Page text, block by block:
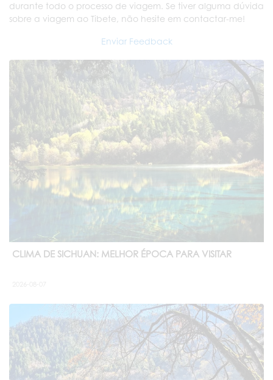
durante todo o processo de viagem. Se tiver alguma dúvida
sobre a viagem ao Tibete, não hesite em contactar-me!
Enviar Feedback
CLIMA DE SICHUAN: MELHOR ÉPOCA PARA VISITAR